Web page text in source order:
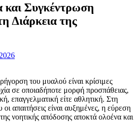
Συγκέντρωση
Διάρκεια της
του μυαλού είναι κρίσιμες
σε οποιαδήποτε μορφή προσπάθειας,
επαγγελματική είτε αθλητική. Στη
απαιτήσεις είναι αυξημένες, η εύρεση
νοητικής απόδοσης αποκτά ολοένα και